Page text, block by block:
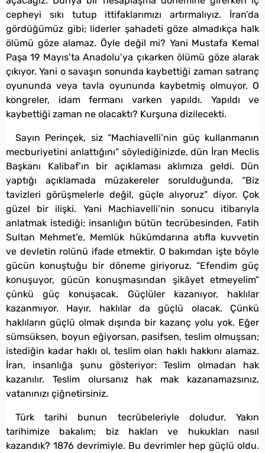
cepheyi sıkı tutup ittifaklarımızı artırmalıyız. İran’da
gördüğümüz gibi; liderler şahadeti göze almadıkça halk
ölümü göze alamaz. Öyle değil mi? Yani Mustafa Kemal
Paşa 19 Mayıs’ta Anadolu’ya çıkarken ölümü göze alarak
çıkıyor. Yani o savaşın sonunda kaybettiği zaman satranç
oyununda veya tavla oyununda kaybetmiş olmuyor. O
kongreler, idam fermanı varken yapıldı. Yapıldı ve
kaybettiği zaman ne olacaktı? Kurşuna dizilecekti.
Sayın Perinçek, siz “Machiavelli’nin güç kullanmanın
mecburiyetini anlattığını” söylediğinizde, dün İran Meclis
Başkanı Kalibaf’ın bir açıklaması aklımıza geldi. Dün
yaptığı açıklamada müzakereler sorulduğunda, “Biz
tavizleri görüşmelerle değil, güçle alıyoruz” diyor. Çok
güzel bir ilişki. Yani Machiavelli’nin sonucu itibarıyla
anlatmak istediği; insanlığın bütün tecrübesinden, Fatih
Sultan Mehmet’e, Memlük hükümdarına atıfla kuvvetin
ve devletin rolünü ifade etmektir. O bakımdan işte böyle
gücün konuştuğu bir döneme giriyoruz. “Efendim güç
konuşuyor, gücün konuşmasından şikâyet etmeyelim”
çünkü güç konuşacak. Güçlüler kazanıyor, haklılar
kazanmıyor. Hayır, haklılar da güçlü olacak. Çünkü
haklıların güçlü olmak dışında bir kazanç yolu yok. Eğer
sümsüksen, boyun eğiyorsan, pasifsen, teslim olmuşsan;
istediğin kadar haklı ol, teslim olan haklı hakkını alamaz.
İran, insanlığa şunu gösteriyor: Teslim olmadan hak
kazanılır. Teslim olursanız hak mak kazanamazsınız,
vatanınızı çiğnetirsiniz.
Türk tarihi bunun tecrübeleriyle doludur. Yakın
tarihimize bakalım; biz hakları ve hukukları nasıl
kazandık? 1876 devrimiyle. Bu devrimler hep güçlü oldu.